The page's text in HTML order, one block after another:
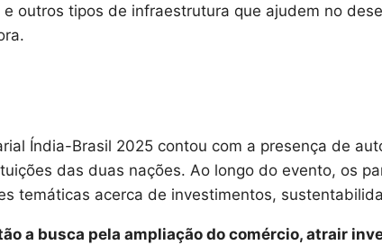
outros tipos de infraestrutura que ajudem no
Índia-Brasil 2025 contou com a presença de
das duas nações. Ao longo do evento, os
temáticas acerca de investimentos,
a busca pela ampliação do comércio, atrair